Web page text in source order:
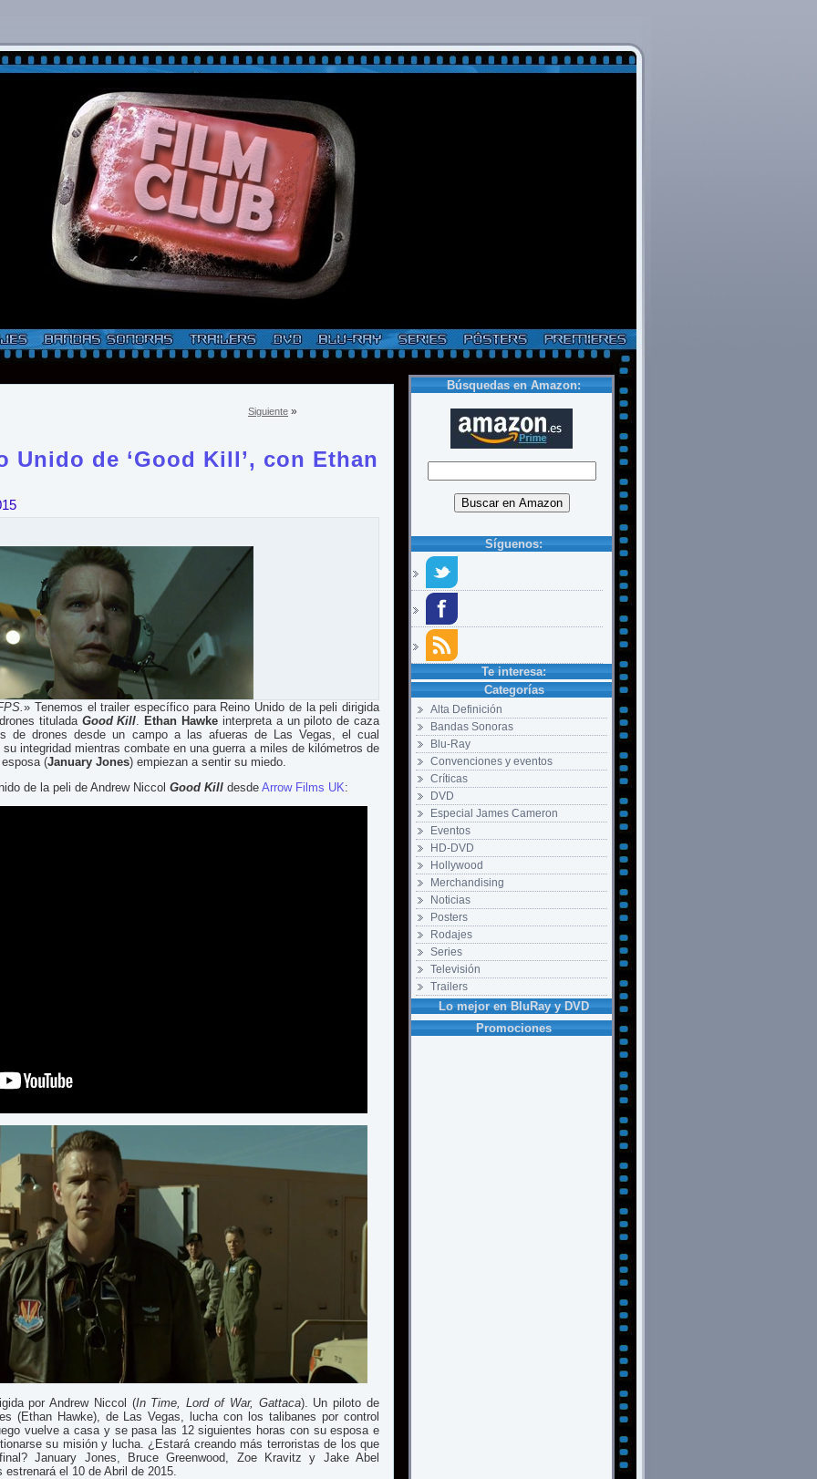
Búsquedas en Amazon:
Síguenos:
Te interesa:
Categorías
Alta Definición
Bandas Sonoras
Blu-Ray
Convenciones y eventos
Críticas
DVD
Especial James Cameron
Eventos
HD-DVD
Hollywood
Merchandising
Noticias
Posters
Rodajes
Series
Televisión
Trailers
Lo mejor en BluRay y DVD
Promociones
Siguiente »
Unido de ‘Good Kill’, con Ethan
» Tenemos el trailer específico para Reino Unido de la peli dirigida
titulada Good Kill Ethan Hawke interpreta a un piloto de caza
de drones desde un campo a las afueras de Las Vegas, el cual
integridad mientras combate en una guerra a miles de kilómetros de
(January Jones) empiezan a sentir su miedo.
de la peli de Andrew Niccol Good Kill desde Arrow Films UK:
por Andrew Niccol (In Time, Lord of War, Gattaca). Un piloto de
(Ethan Hawke), de Las Vegas, lucha con los talibanes por control
vuelve a casa y se pasa las 12 siguientes horas con su esposa e
su misión y lucha. ¿Estará creando más terroristas de los que
January Jones, Bruce Greenwood, Zoe Kravitz y Jake Abel
el 10 de Abril de 2015.